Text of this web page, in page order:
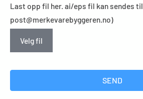
Last opp fil her. ai/eps fil kan sendes til
post@merkevarebyggeren.no)
Velg fil
SEND